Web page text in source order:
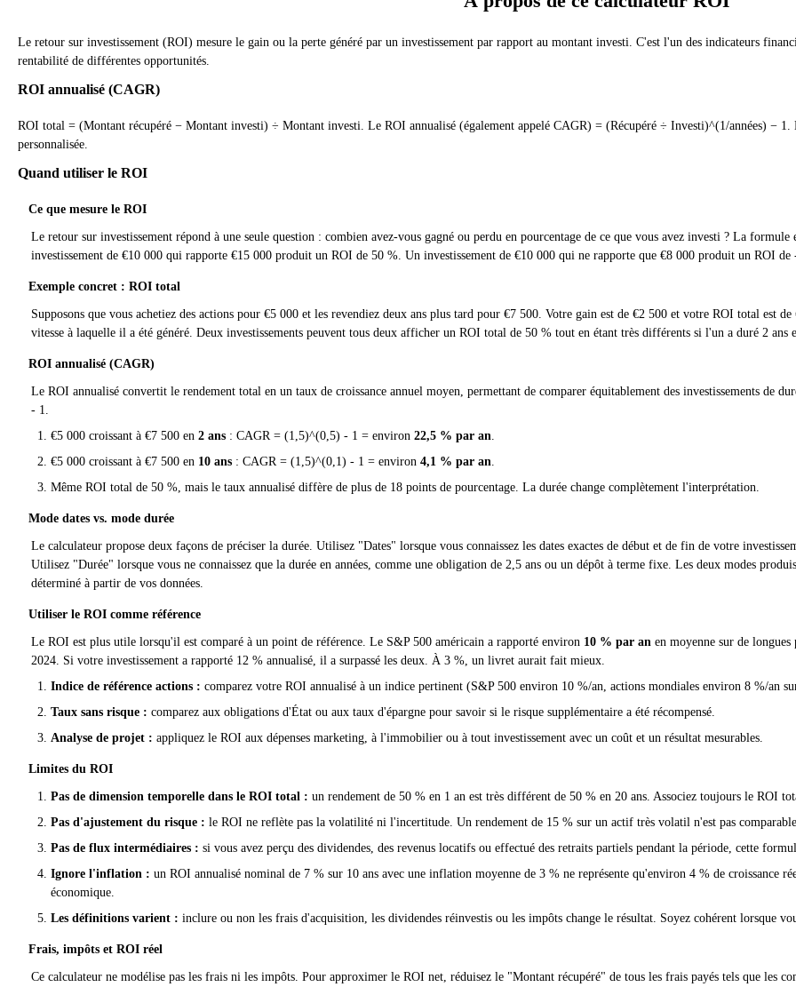
Le retour sur investissement (ROI) mesure le gain ou la perte généré par un investissement par rapport au montant investi. C'est l'un des indicateurs
rentabilité de différentes opportunités.
ROI annualisé (CAGR)
ROI total = (Montant récupéré − Montant investi) ÷ Montant investi. Le ROI annualisé (également appelé CAGR) = (Récupéré ÷ Investi)^(1/années) − 1.
personnalisée.
Quand utiliser le ROI
Ce que mesure le ROI
Le retour sur investissement répond à une seule question : combien avez-vous gagné ou perdu en pourcentage de ce que vous avez investi ? La
investissement de €10 000 qui rapporte €15 000 produit un ROI de 50 %. Un investissement de €10 000 qui ne rapporte que €8 000 produit un ROI de
Exemple concret : ROI total
Supposons que vous achetiez des actions pour €5 000 et les revendiez deux ans plus tard pour €7 500. Votre gain est de €2 500 et votre ROI total est
vitesse à laquelle il a été généré. Deux investissements peuvent tous deux afficher un ROI total de 50 % tout en étant très différents si l'un a duré 2 ans
ROI annualisé (CAGR)
Le ROI annualisé convertit le rendement total en un taux de croissance annuel moyen, permettant de comparer équitablement des investissements de
- 1.
€5 000 croissant à €7 500 en 2 ans : CAGR = (1,5)^(0,5) - 1 = environ 22,5 % par an
€5 000 croissant à €7 500 en 10 ans : CAGR = (1,5)^(0,1) - 1 = environ 4,1 % par an
Même ROI total de 50 %, mais le taux annualisé diffère de plus de 18 points de pourcentage. La durée change complètement l'interprétation.
Mode dates vs. mode durée
Le calculateur propose deux façons de préciser la durée. Utilisez "Dates" lorsque vous connaissez les dates exactes de début et de fin de votre
Utilisez "Durée" lorsque vous ne connaissez que la durée en années, comme une obligation de 2,5 ans ou un dépôt à terme fixe. Les deux modes
déterminé à partir de vos données.
Utiliser le ROI comme référence
Le ROI est plus utile lorsqu'il est comparé à un point de référence. Le S&P 500 américain a rapporté environ 10 % par an en moyenne sur de
2024. Si votre investissement a rapporté 12 % annualisé, il a surpassé les deux. À 3 %, un livret aurait fait mieux.
Indice de référence actions : comparez votre ROI annualisé à un indice pertinent (S&P 500 environ 10 %/an, actions mondiales environ 8 %/an
Taux sans risque : comparez aux obligations d'État ou aux taux d'épargne pour savoir si le risque supplémentaire a été récompensé.
Analyse de projet : appliquez le ROI aux dépenses marketing, à l'immobilier ou à tout investissement avec un coût et un résultat mesurables.
Limites du ROI
Pas de dimension temporelle dans le ROI total : un rendement de 50 % en 1 an est très différent de 50 % en 20 ans. Associez toujours le ROI
Pas d'ajustement du risque : le ROI ne reflète pas la volatilité ni l'incertitude. Un rendement de 15 % sur un actif très volatil n'est pas
Pas de flux intermédiaires : si vous avez perçu des dividendes, des revenus locatifs ou effectué des retraits partiels pendant la période, cette
Ignore l'inflation : un ROI annualisé nominal de 7 % sur 10 ans avec une inflation moyenne de 3 % ne représente qu'environ 4 % de croissance
économique.
Les définitions varient : inclure ou non les frais d'acquisition, les dividendes réinvestis ou les impôts change le résultat. Soyez cohérent lorsque
Frais, impôts et ROI réel
Ce calculateur ne modélise pas les frais ni les impôts. Pour approximer le ROI net, réduisez le "Montant récupéré" de tous les frais payés tels que les